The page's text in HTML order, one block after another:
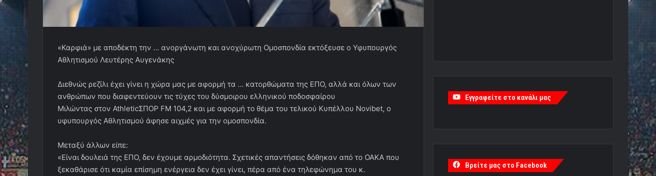
«Καρφιά» με αποδέκτη την … ανοργάνωτη και ανοχύρωτη Ομοσπονδία εκτόξευσε ο Υφυπουργός
Αθλητισμού Λευτέρης Αυγενάκης
Διεθνώς ρεζίλι έχει γίνει η χώρα μας με αφορμή τα … κατορθώματα της ΕΠΟ, αλλά και όλων των
ανθρώπων που διαφεντεύουν τις τύχες του δύσμοιρου ελληνικού ποδοσφαίρου
Μιλώντας στον AthleticΣΠΟΡ FM 104,2 και με αφορμή το θέμα του τελικού Κυπέλλου Novibet, ο
υφυπουργός Αθλητισμού άφησε αιχμές για την ομοσπονδία.
Μεταξύ άλλων είπε:
«Είναι δουλειά της ΕΠΟ, δεν έχουμε αρμοδιότητα. Σχετικές απαντήσεις δόθηκαν από το ΟΑΚΑ που
ξεκαθάρισε ότι καμία επίσημη ενέργεια δεν έχει γίνει, πέρα από ένα τηλεφώνημα του κ.
Εγγραφείτε στο κανάλι μας
Βρείτε μας στο Facebook